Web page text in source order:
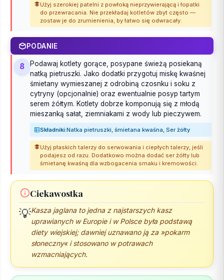
Użyj szerokiej patelni z powłoką nieprzywierającą i łopatki
do przewracania. Nie przekładaj kotletów zbyt często —
zostaw je do zrumienienia, by łatwo się odwracały.
PODANIE
8
Podawaj kotlety gorące, posypane świeżą posiekaną
natką pietruszki. Jako dodatki przygotuj miskę kwaśnej
śmietany wymieszanej z odrobiną czosnku i soku z
cytryny (opcjonalnie) oraz ewentualnie posyp tartym
serem żółtym. Kotlety dobrze komponują się z młodą
mieszanką sałat, ziemniakami z wody lub pieczywem.
Składniki:Natka pietruszki, śmietana kwaśna, Ser żółty
Użyj płaskich talerzy do serwowania i ciepłych talerzy, jeśli
podajesz od razu. Dodatkowo można dodać ser żółty lub
śmietanę kwaśną dla wzbogacenia smaku i kremowości.
Ciekawostka
💡Kasza jaglana to jedna z najstarszych kasz
uprawianych w Europie i w Polsce była podstawą
diety wiejskiej; dawniej uznawano ją za »pokarm
słoneczny« i stosowano w potrawach
wzmacniających.